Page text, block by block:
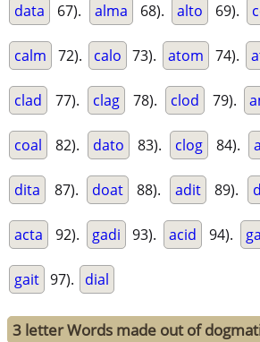
data 67). alma 68). alto 69).
calm 72). calo 73). atom 74).
clad 77). clag 78). clod 79).
coal 82). dato 83). clog 84).
dita 87). doat 88). adit 89).
acta 92). gadi 93). acid 94).
gait 97). dial
3 letter Words made out of